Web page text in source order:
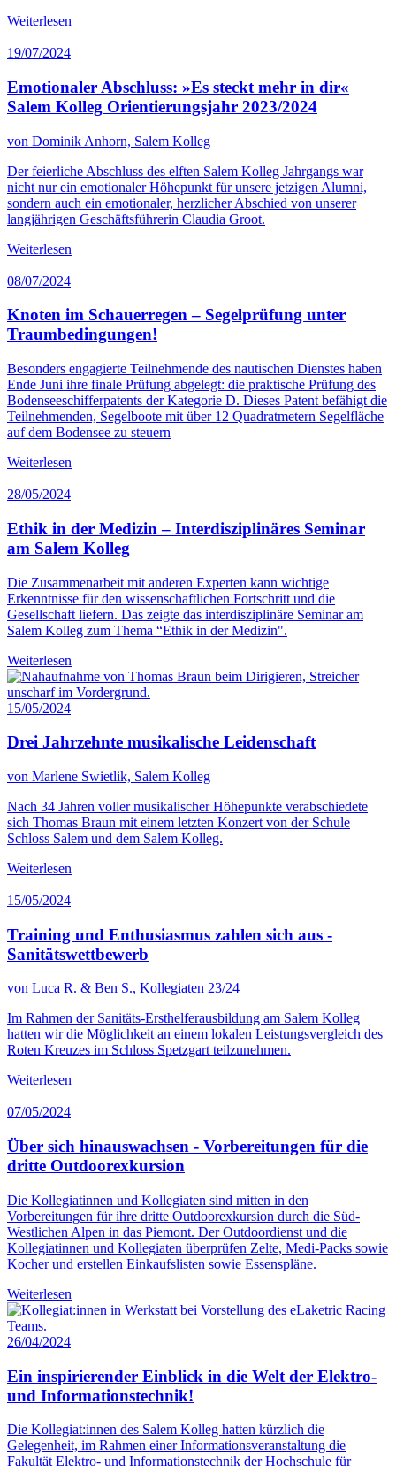
Weiterlesen
19/07/2024
Emotionaler Abschluss: »Es steckt mehr in dir«
Salem Kolleg Orientierungsjahr 2023/2024
von Dominik Anhorn, Salem Kolleg
Der feierliche Abschluss des elften Salem Kolleg Jahrgangs war
nicht nur ein emotionaler Höhepunkt für unsere jetzigen Alumni,
sondern auch ein emotionaler, herzlicher Abschied von unserer
langjährigen Geschäftsführerin Claudia Groot.
Weiterlesen
08/07/2024
Knoten im Schauerregen – Segelprüfung unter
Traumbedingungen!
Besonders engagierte Teilnehmende des nautischen Dienstes haben
Ende Juni ihre finale Prüfung abgelegt: die praktische Prüfung des
Bodenseeschifferpatents der Kategorie D. Dieses Patent befähigt die
Teilnehmenden, Segelboote mit über 12 Quadratmetern Segelfläche
auf dem Bodensee zu steuern
Weiterlesen
28/05/2024
Ethik in der Medizin – Interdisziplinäres Seminar
am Salem Kolleg
Die Zusammenarbeit mit anderen Experten kann wichtige
Erkenntnisse für den wissenschaftlichen Fortschritt und die
Gesellschaft liefern. Das zeigte das interdisziplinäre Seminar am
Salem Kolleg zum Thema “Ethik in der Medizin".
Weiterlesen
15/05/2024
Drei Jahrzehnte musikalische Leidenschaft
von Marlene Swietlik, Salem Kolleg
Nach 34 Jahren voller musikalischer Höhepunkte verabschiedete
sich Thomas Braun mit einem letzten Konzert von der Schule
Schloss Salem und dem Salem Kolleg.
Weiterlesen
15/05/2024
Training und Enthusiasmus zahlen sich aus -
Sanitätswettbewerb
von Luca R. & Ben S., Kollegiaten 23/24
Im Rahmen der Sanitäts-Ersthelferausbildung am Salem Kolleg
hatten wir die Möglichkeit an einem lokalen Leistungsvergleich des
Roten Kreuzes im Schloss Spetzgart teilzunehmen.
Weiterlesen
07/05/2024
Über sich hinauswachsen - Vorbereitungen für die
dritte Outdoorexkursion
Die Kollegiatinnen und Kollegiaten sind mitten in den
Vorbereitungen für ihre dritte Outdoorexkursion durch die Süd-
Westlichen Alpen in das Piemont. Der Outdoordienst und die
Kollegiatinnen und Kollegiaten überprüfen Zelte, Medi-Packs sowie
Kocher und erstellen Einkaufslisten sowie Essenspläne.
Weiterlesen
26/04/2024
Ein inspirierender Einblick in die Welt der Elektro-
und Informationstechnik!
Die Kollegiat:innen des Salem Kolleg hatten kürzlich die
Gelegenheit, im Rahmen einer Informationsveranstaltung die
Fakultät Elektro- und Informationstechnik der Hochschule für